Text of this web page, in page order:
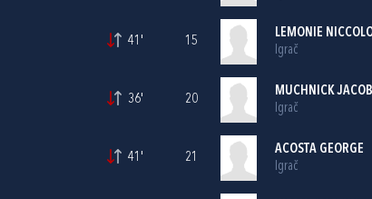
41'
36'
41'
15
LEMONIE
Igrač
20
MUCHNICK JACOB
Igrač
21
ACOSTA GEORGE
Igrač